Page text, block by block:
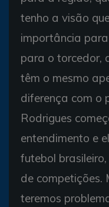
tenho a visão
importância
para o torcedor,
têm o mesmo
diferença com o
Rodrigues
entendimento e
futebol
de competições.
teremos